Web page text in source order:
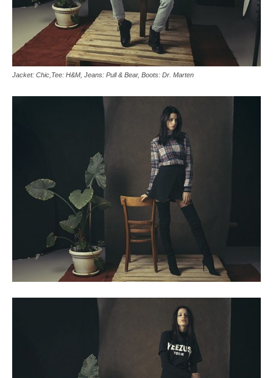
Jacket: Chic,Tee: H&M, Jeans: Pull & Bear, Boots: Dr. Marten